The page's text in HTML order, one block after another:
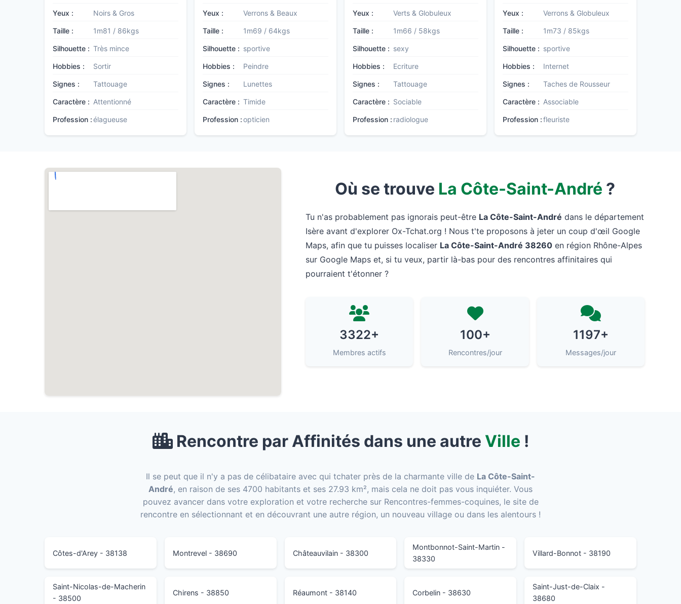
Yeux : Noirs & Gros
Taille : 1m81 / 86kgs
Silhouette : Très mince
Hobbies : Sortir
Signes : Tattouage
Caractère : Attentionné
Profession :élagueuse
Yeux : Verrons & Beaux
Taille : 1m69 / 64kgs
Silhouette : sportive
Hobbies : Peindre
Signes : Lunettes
Caractère : Timide
Profession :opticien
Yeux : Verts & Globuleux
Taille : 1m66 / 58kgs
Silhouette : sexy
Hobbies : Ecriture
Signes : Tattouage
Caractère : Sociable
Profession : radiologue
Yeux : Verrons & Globuleux
Taille : 1m73 / 85kgs
Silhouette : sportive
Hobbies : Internet
Signes : Taches de Rousseur
Caractère : Associable
Profession :fleuriste
Où se trouve La Côte-Saint-André ?
Tu n'as probablement pas ignorais peut-être La Côte-Saint-André dans le département
Isère avant d'explorer Ox-Tchat.org ! Nous t'te proposons à jeter un coup d'œil Google
Maps, afin que tu puisses localiser La Côte-Saint-André 38260 en région Rhône-Alpes
sur Google Maps et, si tu veux, partir là-bas pour des rencontres affinitaires qui
pourraient t'étonner ?
3322+
Membres actifs
100+
Rencontres/jour
1197+
Messages/jour
Rencontre par Affinités dans une autre Ville !
Il se peut que il n'y a pas de célibataire avec qui tchater près de la charmante ville de La Côte-Saint-
André, en raison de ses 4700 habitants et ses 27.93 km², mais cela ne doit pas vous inquiéter. Vous
pouvez avancer dans votre exploration et votre recherche sur Rencontres-femmes-coquines, le site de
rencontre en sélectionnant et en découvrant une autre région, un nouveau village ou dans les alentours !
Côtes-d'Arey - 38138 Montrevel - 38690 Châteauvilain - 38300
Montbonnot-Saint-Martin -
38330
Villard-Bonnot - 38190
Saint-Nicolas-de-Macherin
- 38500
Chirens - 38850 Réaumont - 38140 Corbelin - 38630
Saint-Just-de-Claix -
38680